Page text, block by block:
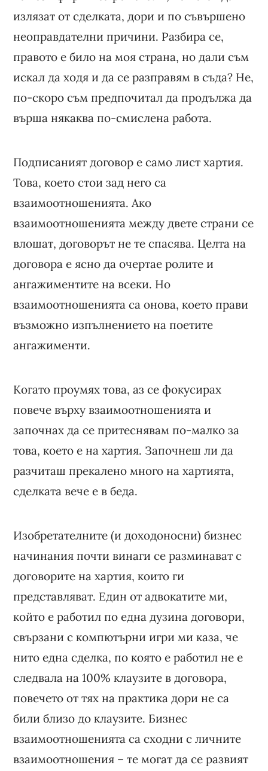
излязат от сделката, дори и по съвършено
неоправдателни причини. Разбира се,
правото е било на моя страна, но дали съм
искал да ходя и да се разправям в съда? Не,
по-скоро съм предпочитал да продължа да
върша някаква по-смислена работа.
Подписаният договор е само лист хартия.
Това, което стои зад него са
взаимоотношенията. Ако
взаимоотношенията между двете страни се
влошат, договорът не те спасява. Целта на
договора е ясно да очертае ролите и
ангажиментите на всеки. Но
взаимоотношенията са онова, което прави
възможно изпълнението на поетите
ангажименти.
Когато проумях това, аз се фокусирах
повече върху взаимоотношенията и
започнах да се притеснявам по-малко за
това, което е на хартия. Започнеш ли да
разчиташ прекалено много на хартията,
сделката вече е в беда.
Изобретателните (и доходоносни) бизнес
начинания почти винаги се разминават с
договорите на хартия, които ги
представляват. Един от адвокатите ми,
който е работил по една дузина договори,
свързани с компютърни игри ми каза, че
нито една сделка, по която е работил не е
следвала на 100% клаузите в договора,
повечето от тях на практика дори не са
били близо до клаузите. Бизнес
взаимоотношенията са сходни с личните
взаимоотношения – те могат да се развият